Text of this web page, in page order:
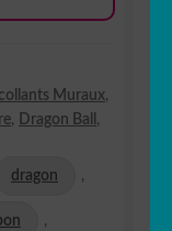
Muraux,
, Dragon Ball ,
dragon ,
,